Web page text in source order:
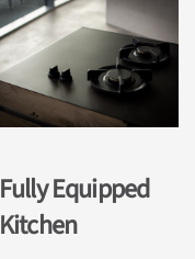
Fully Equipped
Kitchen